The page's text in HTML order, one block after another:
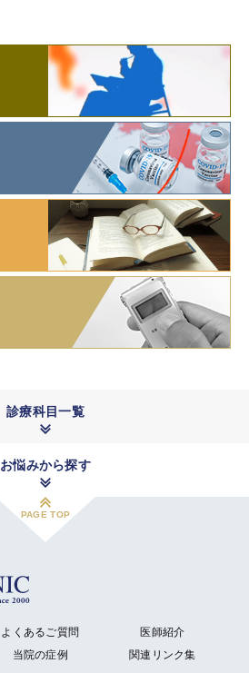
診療科目一覧
お悩みから探す
PAGE TOP
よくあるご質問
医師紹介
当院の症例 関連リンク集